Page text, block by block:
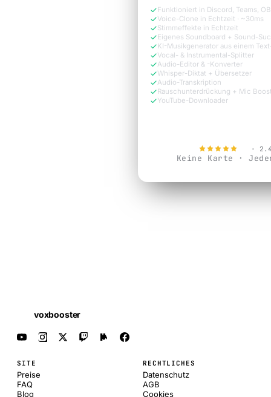
Funktioniert in Discord, Teams,
Voice-Clone in Echtzeit · ~30ms
Stimmeffekte in Echtzeit
Eigenes Soundboard + Sound-
KI-Musikgenerator aus einem
Vocal- & Instrumental-Splitter
Audio-Editor & -Konverter
Whisper-Diktat + Übersetzer
Audio-Transkription
Rauschunterdrückung + Mic
YouTube-Downloader
·
Keine Karte ·
voxbooster
SITE
Preise
FAQ
Blog
RECHTLICHES
Datenschutz
AGB
Cookies